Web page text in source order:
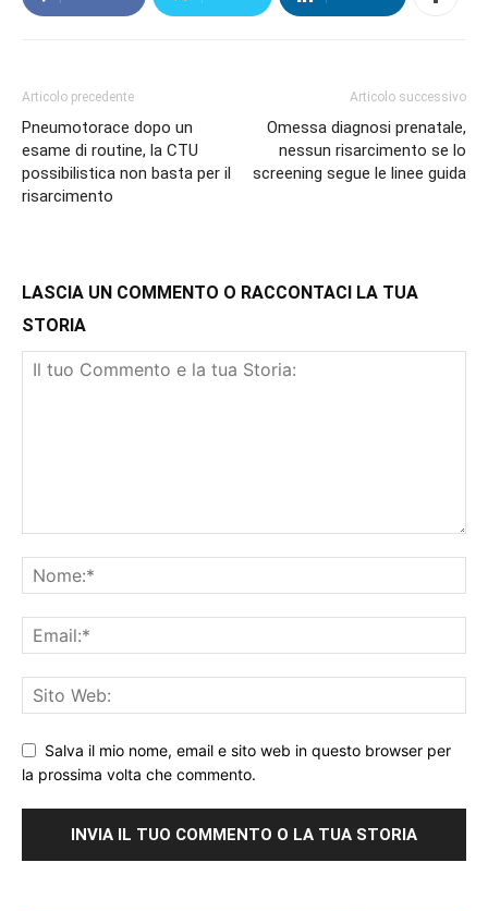
Articolo precedente
Pneumotorace dopo un
esame di routine, la CTU
possibilistica non basta per il
risarcimento
Articolo successivo
Omessa diagnosi prenatale,
nessun risarcimento se lo
screening segue le linee guida
LASCIA UN COMMENTO O RACCONTACI LA TUA
STORIA
Salva il mio nome, email e sito web in questo browser per
la prossima volta che commento.